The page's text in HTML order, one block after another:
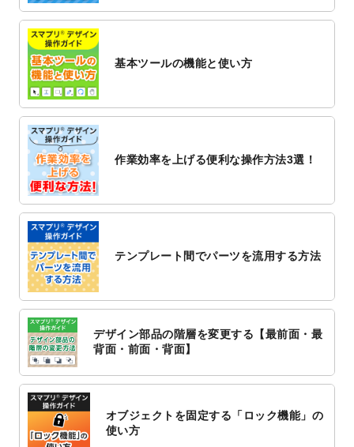
2022/11/25
【新商品】封筒が作成できるようになりま
2022/11/25
【新商品】クリアファイルが作成できるよ
2022/11/4
しました。
2022/10/26
レートを追加しました。
2022/10/26
追加しました。
2022/10/20
2022/10/14
年賀ポスターのデザインテンプレートを公
2022/10/6
チラシ作成からポスティング配布注文まで
2022/10/1
2023年版1月始まりのカレンダーデザイン
2022/9/21
コンサートのチラシデザインテンプレート
2022/9/5
年賀状のデザインテンプレート
基本ツールの機能と使い方
作業効率を上げる便利な操作方法3選！
テンプレート間でパーツを流用する方法
デザイン部品の階層を変更する【最前面・最
背面・前面・背面】
オブジェクトを固定する「ロック機能」の
使い方